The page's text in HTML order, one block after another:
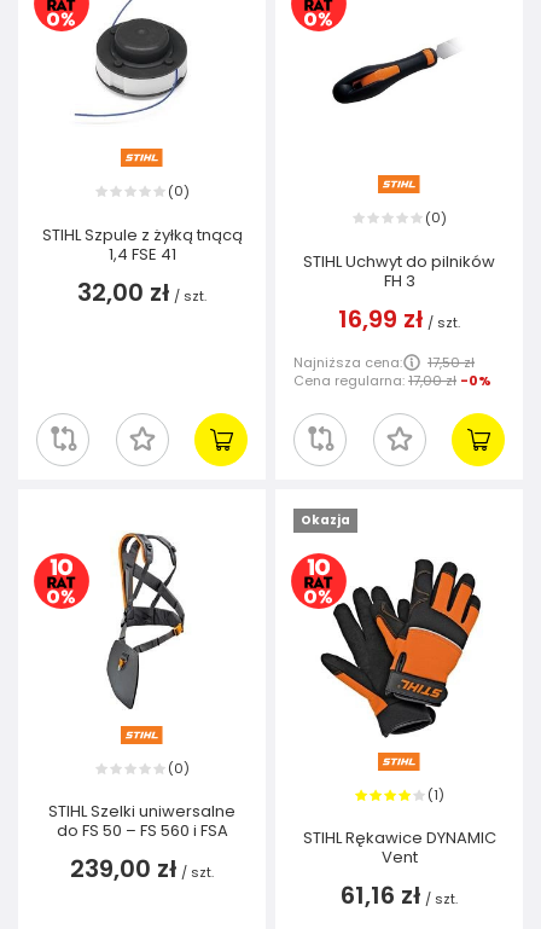
(0)
STIHL Szpule z żyłką tnącą
1,4 FSE 41
32,00 zł / szt.
(0)
STIHL Uchwyt do pilników
FH 3
16,99 zł / szt.
Najniższa cena:
17,50 zł
Cena regularna:17,00 zł -0%
(0)
STIHL Szelki uniwersalne
do FS 50 – FS 560 i FSA
239,00 zł / szt.
Okazja
(1)
STIHL Rękawice DYNAMIC
Vent
61,16 zł / szt.